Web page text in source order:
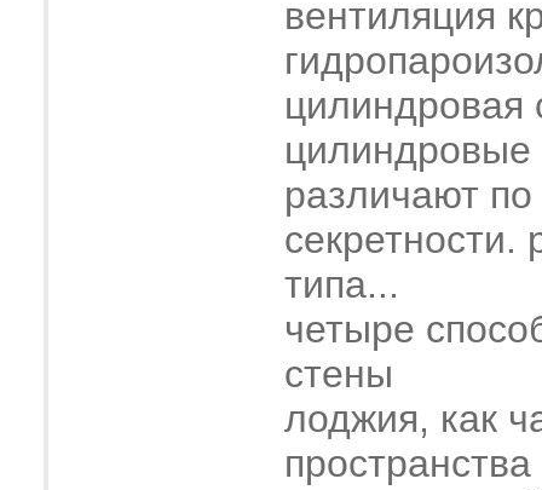
вентиляция
цилиндровая
различают по
секретности.
типа...
четыре
стены
лоджия, как
пространства